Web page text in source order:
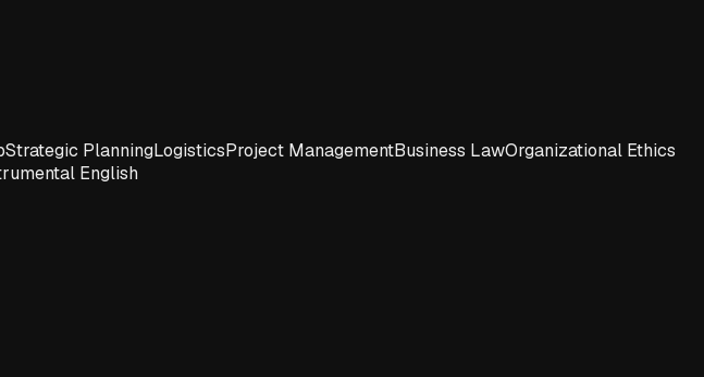
Strategic PlanningLogisticsProject ManagementBusiness LawOrganizational Ethics
English